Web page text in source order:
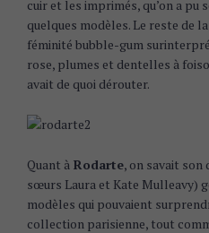
cuir et les imprimés, qu’on a pu
quelques modèles. Le reste de
féminité bubble-gum
rose, plumes et dentelles à
avait de quoi dérouter.
Quant à Rodarte, on savait son
sœurs Laura et Kate Mulleavy)
modèles qui pouvaient
collection parisienne, tout